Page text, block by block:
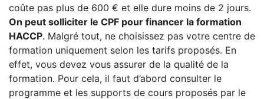
coûte pas plus de 600 € et elle dure moins de 2 jours.
On peut solliciter le CPF pour financer la formation
HACCP. Malgré tout, ne choisissez pas votre centre de
formation uniquement selon les tarifs proposés. En
effet, vous devez vous assurer de la qualité de la
formation. Pour cela, il faut d’abord consulter le
programme et les supports de cours proposés par le